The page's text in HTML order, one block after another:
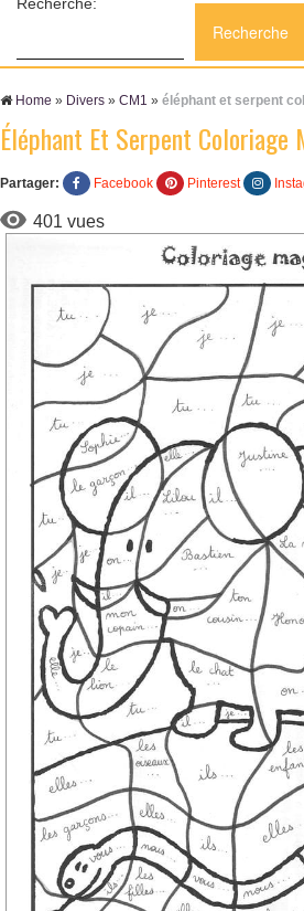
Home » Divers » CM1 » éléphant et serpent
Éléphant Et Serpent Coloriage
Partager: Facebook Pinterest
401 vues